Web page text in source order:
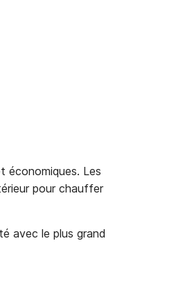
économiques. Les
pour chauffer
avec le plus grand